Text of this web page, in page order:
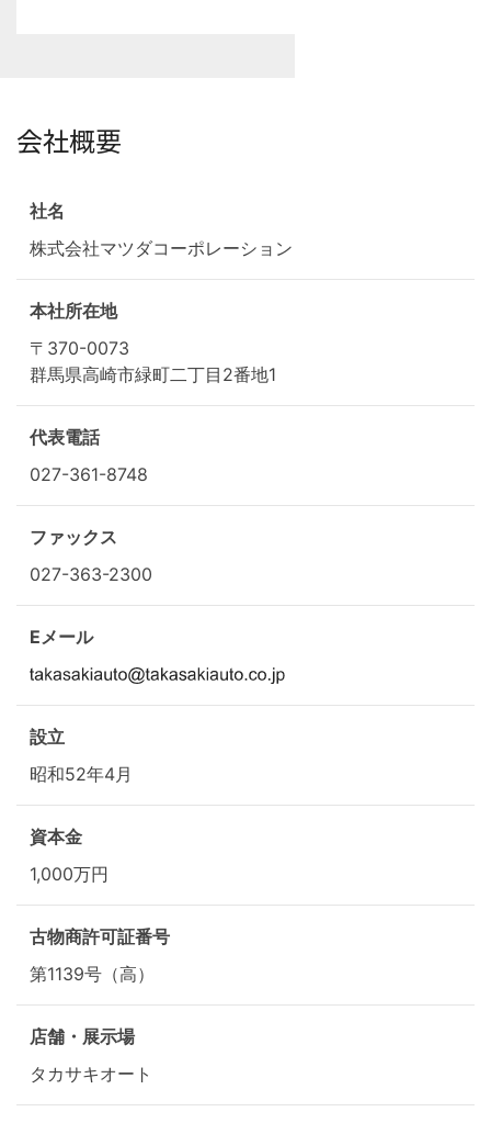
会社概要
社名
株式会社マツダコーポレーション
本社所在地
〒370-0073
群馬県高崎市緑町二丁目2番地1
代表電話
027-361-8748
ファックス
027-363-2300
Eメール
設立
昭和52年4月
資本金
1,000万円
古物商許可証番号
第1139号（高）
店舗・展示場
タカサキオート